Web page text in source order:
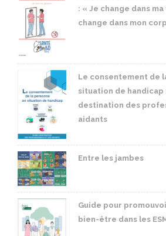
: « Je change dans
change dans mon
Le consentement de
situation de handicap
destination des
aidants
Entre les jambes
Guide pour
bien-être dans les